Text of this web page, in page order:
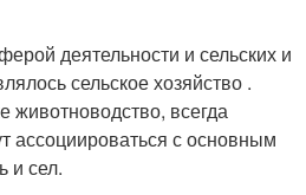
деятельности и сельских и
сельское хозяйство .
животноводство, всегда
ассоциироваться с основным
и сел.